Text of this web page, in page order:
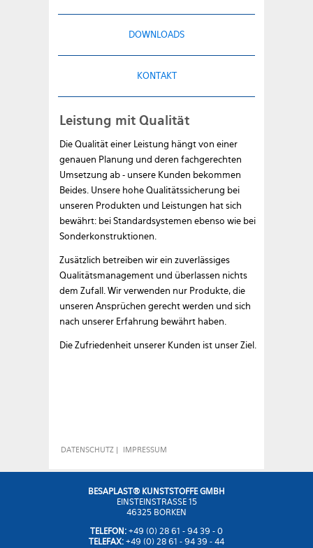
DOWNLOADS
KONTAKT
Leistung mit Qualität
Die Qualität einer Leistung hängt von einer
genauen Planung und deren fachgerechten
Umsetzung ab - unsere Kunden bekommen
Beides. Unsere hohe Qualitätssicherung bei
unseren Produkten und Leistungen hat sich
bewährt: bei Standardsystemen ebenso wie bei
Sonderkonstruktionen.
Zusätzlich betreiben wir ein zuverlässiges
Qualitätsmanagement und überlassen nichts
dem Zufall. Wir verwenden nur Produkte, die
unseren Ansprüchen gerecht werden und sich
nach unserer Erfahrung bewährt haben.
Die Zufriedenheit unserer Kunden ist unser Ziel.
DATENSCHUTZ| IMPRESSUM
BESAPLAST® KUNSTSTOFFE GMBH
EINSTEINSTRASSE 15
46325 BORKEN
TELEFON: +49 (0) 28 61 - 94 39 - 0
TELEFAX: +49 (0) 28 61 - 94 39 - 44